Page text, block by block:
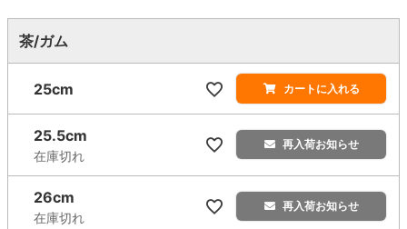
茶/ガム
25cm カートに入れる
25.5cm
在庫切れ
再入荷お知らせ
26cm
在庫切れ
再入荷お知らせ